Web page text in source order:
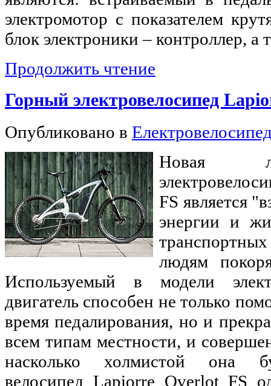
электромотор с показателем
блок электроники – контроллер, а
Продолжить чтение
Горный электровелосипед
Опубликовано в
Новая
FS является
энергии и
людям
Используемый в модели
двигатель способен не только
время педалирования, но и
всем типам местности, и
насколько холмистой она
велосипед Lapiorre Overlot FS